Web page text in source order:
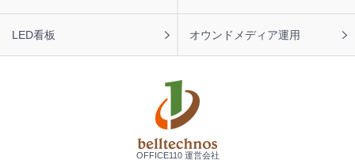
LED看板 オウンドメディア運用
OFFICE110 運営会社